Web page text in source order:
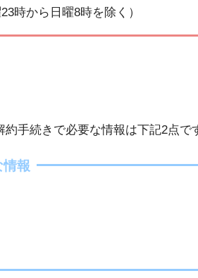
時から日曜8時を除く）
手続きで必要な情報は下記2点で
情報